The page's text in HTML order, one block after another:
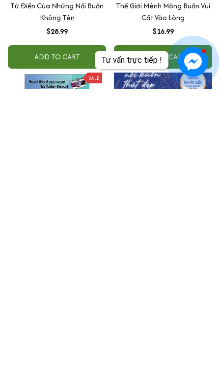
Tư vấn trực tiếp !
Từ Điển Của Những Nổi Buồn
Không Tên
$28.99
ADD TO CART
Thế Giới Mênh Mông Buồn Vui
Cất Vào Lòng
$16.99
ADD TO CART
SALE